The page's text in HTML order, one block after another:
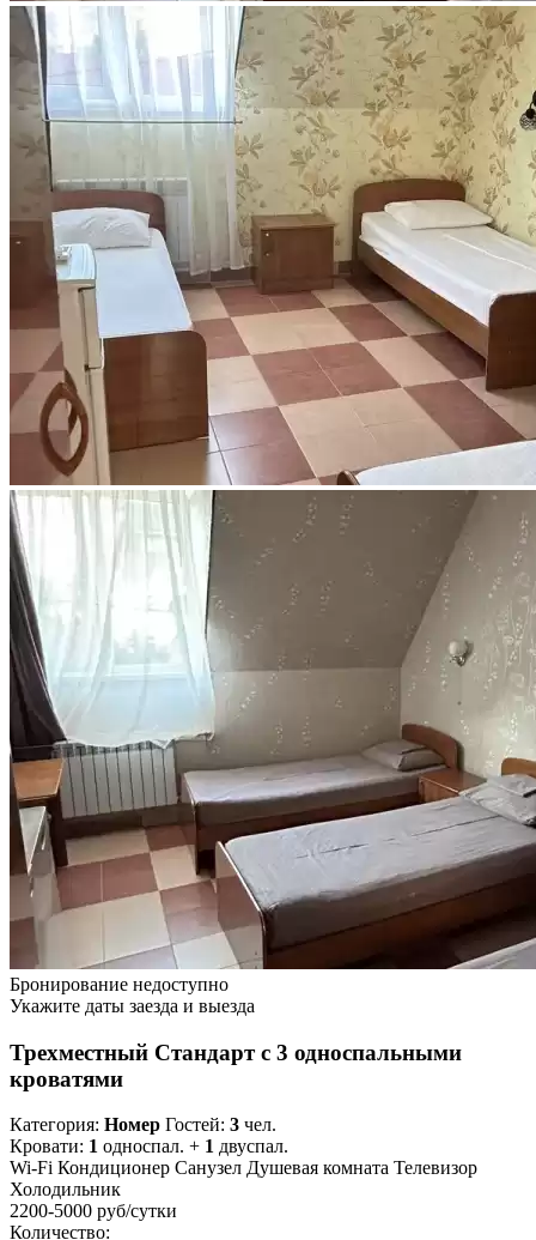
Бронирование недоступно
Укажите даты заезда и выезда
Трехместный Стандарт с 3 односпальными
кроватями
Категория: Номер Гостей: 3 чел.
Кровати: 1 односпал. + 1 двуспал.
Wi-Fi Кондиционер Санузел Душевая комната Телевизор
Холодильник
2200-5000 руб/сутки
Количество: